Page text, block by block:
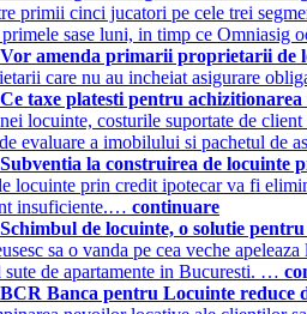
primii cinci jucatori pe cele trei
sase luni, in timp ce Omniasig
Vor amenda primarii proprietarii de
care nu au incheiat asigurare
Ce taxe platesti pentru
locuinte, costurile suportate de
evaluare a imobilului si pachetul de
Subventia la construirea de locuinte
locuinte prin credit ipotecar va fi
insuficiente.… continuare
Schimbul de locuinte, o solutie
sa o vanda pe cea veche
sute de apartamente in Bucuresti. …
BCR Banca pentru Locuinte reduce